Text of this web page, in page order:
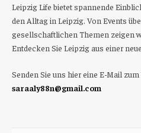
Leipzig Life bietet spannende
den Alltag in Leipzig. Von Events
gesellschaftlichen Themen zeigen
Entdecken Sie Leipzig aus einer
Senden Sie uns hier eine E-Mail
saraaly88n@gmail.com